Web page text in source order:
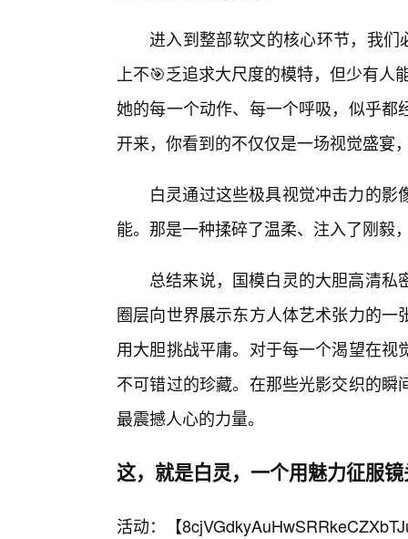
进入到整部软文的核心环节，我们
上不🎯乏追求大尺度的模特，但少有人
她的每一个动作、每一个呼吸，似乎
开来，你看到的不仅仅是一场视觉盛宴
白灵通过这些极具视觉冲击力的
能。那是一种揉碎了温柔、注入了刚毅
总结来说，国模白灵的大胆高清
圈层向世界展示东方人体艺术张力的
用大胆挑战平庸。对于每一个渴望在
不可错过的珍藏。在那些光影交织的
最震撼人心的力量。
这，就是白灵，一个用魅力征服
活动：【